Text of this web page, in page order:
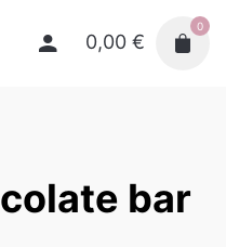
0,00 €
0
bar